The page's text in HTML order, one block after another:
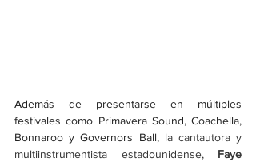
Además de presentarse en múltiples
festivales como Primavera Sound, Coachella,
Bonnaroo y Governors Ball, la cantautora y
multiinstrumentista estadounidense, Faye